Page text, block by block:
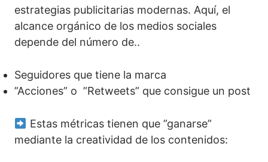
estrategias publicitarias modernas. Aquí, el
alcance orgánico de los medios sociales
depende del número de..
Seguidores que tiene la marca
”Acciones” o ”Retweets” que consigue un post
Estas métricas tienen que ”ganarse”
mediante la creatividad de los contenidos: